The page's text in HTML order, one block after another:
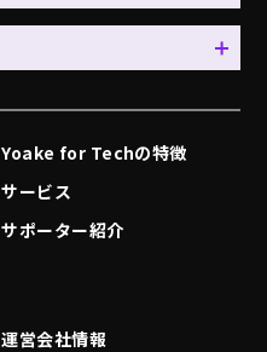
Yoake for Techの特徴
サービス
サポーター紹介
運営会社情報